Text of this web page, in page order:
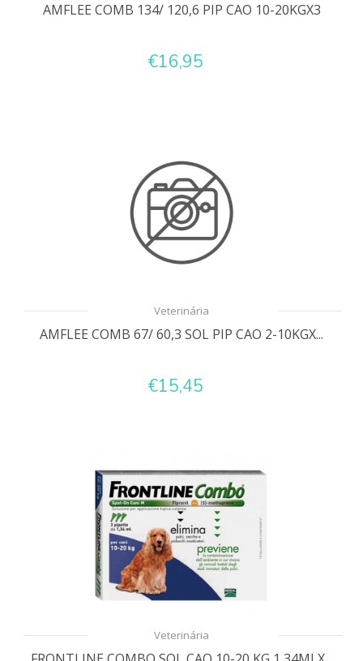
AMFLEE COMB 134/ 120,6 PIP CAO 10-20KGX3
€16,95
Veterinária
AMFLEE COMB 67/ 60,3 SOL PIP CAO 2-10KGX...
€15,45
Veterinária